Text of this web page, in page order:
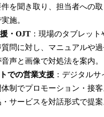
を聞き取り、担当者への
施。
・OJT ：現場のタブレッ
問に対し、マニュアルや
声と画像で対処法を案内。
での営業支援 ：デジタル
制でプロモーション・接
サービスを対話形式で提案